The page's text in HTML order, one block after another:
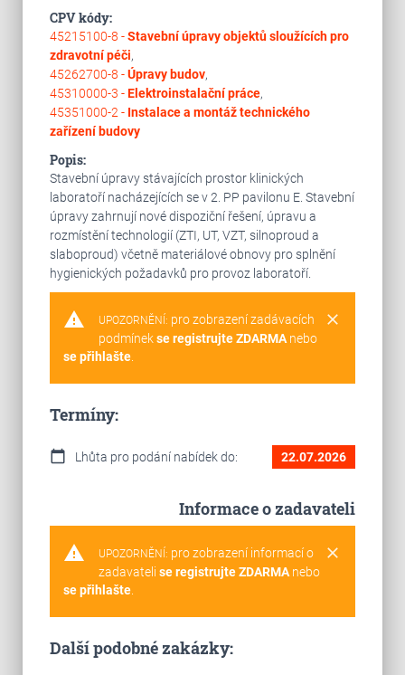
CPV kódy:
45215100-8 -Stavební úpravy objektů sloužících pro
zdravotní péči,
45262700-8 -Úpravy budov,
45310000-3 -Elektroinstalační práce,
45351000-2 - Instalace a montáž technického
zařízení budovy
Popis:
Stavební úpravy stávajících prostor klinických
laboratoří nacházejících se v 2. PP pavilonu E. Stavební
úpravy zahrnují nové dispoziční řešení, úpravu a
rozmístění technologií (ZTI, UT, VZT, silnoproud a
slaboproud) včetně materiálové obnovy pro splnění
hygienických požadavků pro provoz laboratoří.
warning clear
UPOZORNĚNÍ: pro zobrazení zadávacích
podmínekse registrujte ZDARMAnebo
se přihlašte.
Termíny:
calendar_today Lhůta pro podání nabídek do: 22.07.2026
Informace o zadavateli
warning clear
UPOZORNĚNÍ: pro zobrazení informací o
zadavateli se registrujte ZDARMAnebo
se přihlašte.
Další podobné zakázky: